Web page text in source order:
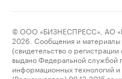
© ООО «БИЗНЕСПРЕСС», АО
2026. Сообщения и материалы
(свидетельство о
выдано Федеральной службой
информационных технологий